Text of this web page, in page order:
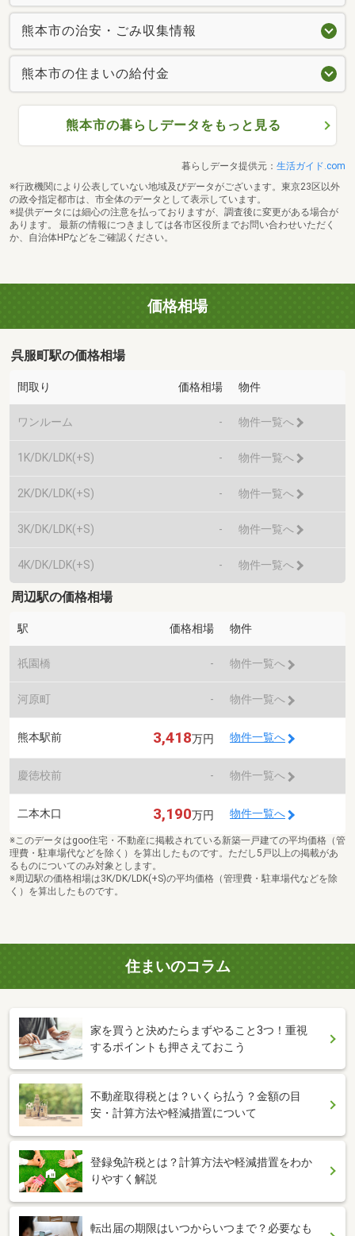
熊本市の治安・ごみ収集情報
熊本市の住まいの給付金
熊本市の暮らしデータをもっと見る
暮らしデータ提供元： 生活ガイド.com
※行政機関により公表していない地域及びデータがございます。東京23区以外
の政令指定都市は、市全体のデータとして表示しています。
※提供データには細心の注意を払っておりますが、調査後に変更がある場合が
あります。 最新の情報につきましては各市区役所までお問い合わせいただく
か、自治体HPなどをご確認ください。
価格相場
呉服町駅の価格相場
間取り 価格相場 物件
ワンルーム - 物件一覧へ
1K/DK/LDK(+S) - 物件一覧へ
2K/DK/LDK(+S) - 物件一覧へ
3K/DK/LDK(+S) - 物件一覧へ
4K/DK/LDK(+S) - 物件一覧へ
周辺駅の価格相場
駅 価格相場 物件
祇園橋 - 物件一覧へ
河原町 - 物件一覧へ
熊本駅前 3,418万円 物件一覧へ
慶徳校前 - 物件一覧へ
二本木口 3,190万円 物件一覧へ
※このデータはgoo住宅・不動産に掲載されている新築一戸建ての平均価格（管
理費・駐車場代などを除く）を算出したものです。ただし5戸以上の掲載があ
るものについてのみ対象とします。
※周辺駅の価格相場は3K/DK/LDK(+S)の平均価格（管理費・駐車場代などを除
く）を算出したものです。
住まいのコラム
家を買うと決めたらまずやること3つ！重視
するポイントも押さえておこう
不動産取得税とは？いくら払う？金額の目
安・計算方法や軽減措置について
登録免許税とは？計算方法や軽減措置をわか
りやすく解説
転出届の期限はいつからいつまで？必要なも